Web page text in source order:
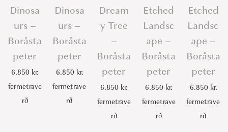
Dinosa
urs –
Boråsta
peter
6.850 kr.
fermetrave
rð
Dinosa
urs –
Boråsta
peter
6.850 kr.
fermetrave
rð
Dream
y Tree
–
Boråsta
peter
6.850 kr.
fermetrave
rð
Etched
Landsc
ape –
Boråsta
peter
6.850 kr.
fermetrave
rð
Etched
Landsc
ape –
Boråsta
peter
6.850 kr.
fermetrave
rð